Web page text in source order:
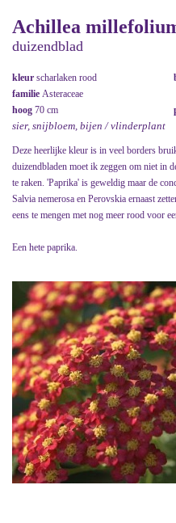
Achillea
duizendblad
kleur scharlaken rood
familie Asteraceae
hoog 70 cm
sier, snijbloem, bijen / vlinderplant
Deze heerlijke kleur is in veel borders
duizendbladen moet ik zeggen om niet in
te raken. 'Paprika' is geweldig maar de
Salvia nemerosa en Perovskia ernaast
eens te mengen met nog meer rood voor
Een hete paprika.